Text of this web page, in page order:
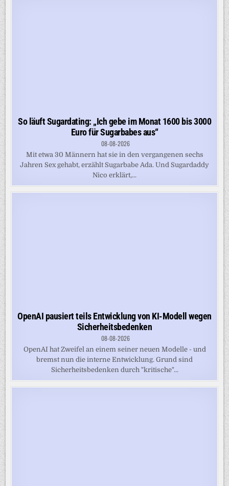
So läuft Sugardating: „Ich gebe im Monat 1600 bis 3000
Euro für Sugarbabes aus“
08-08-2026
Mit etwa 30 Männern hat sie in den vergangenen sechs
Jahren Sex gehabt, erzählt Sugarbabe Ada. Und Sugardaddy
Nico erklärt,...
OpenAI pausiert teils Entwicklung von KI-Modell wegen
Sicherheitsbedenken
08-08-2026
OpenAI hat Zweifel an einem seiner neuen Modelle - und
bremst nun die interne Entwicklung. Grund sind
Sicherheitsbedenken durch "kritische"...